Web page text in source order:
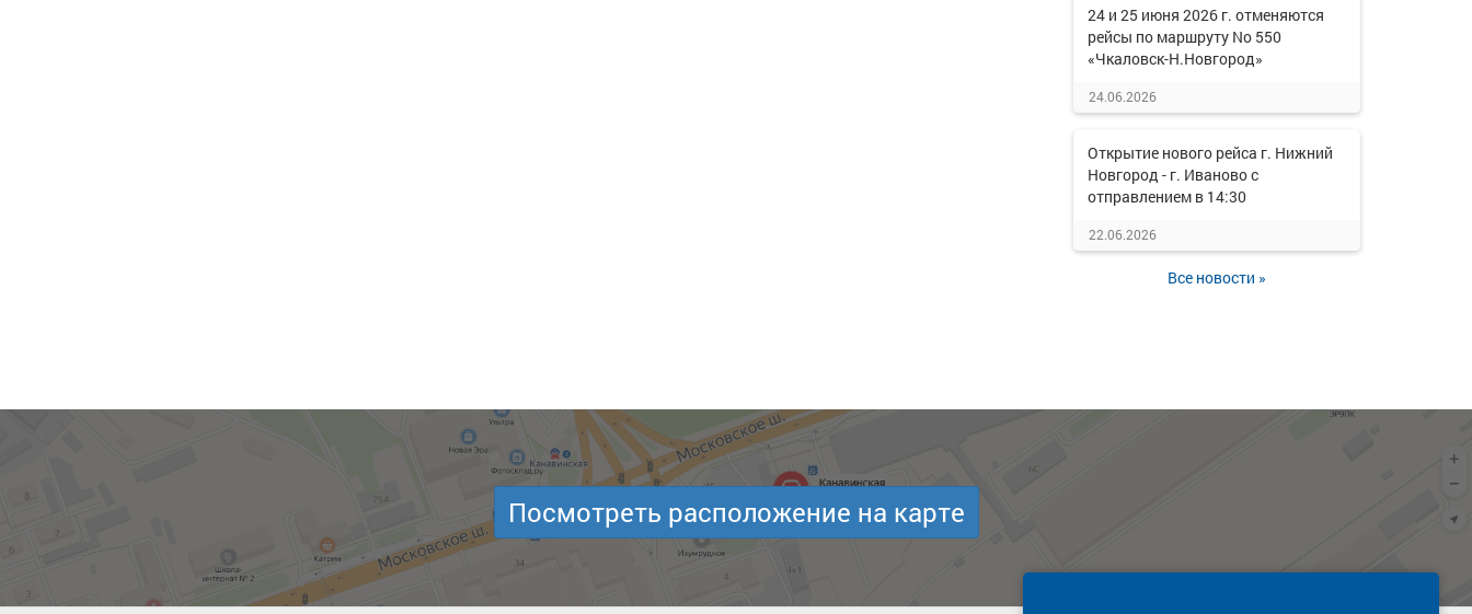
24 и 25 июня 2026 г. отменяются
рейсы по маршруту No 550
«Чкаловск-Н.Новгород»
24.06.2026
Открытие нового рейса г. Нижний
Новгород - г. Иваново с
отправлением в 14:30
22.06.2026
Все новости »
Посмотреть расположение на карте